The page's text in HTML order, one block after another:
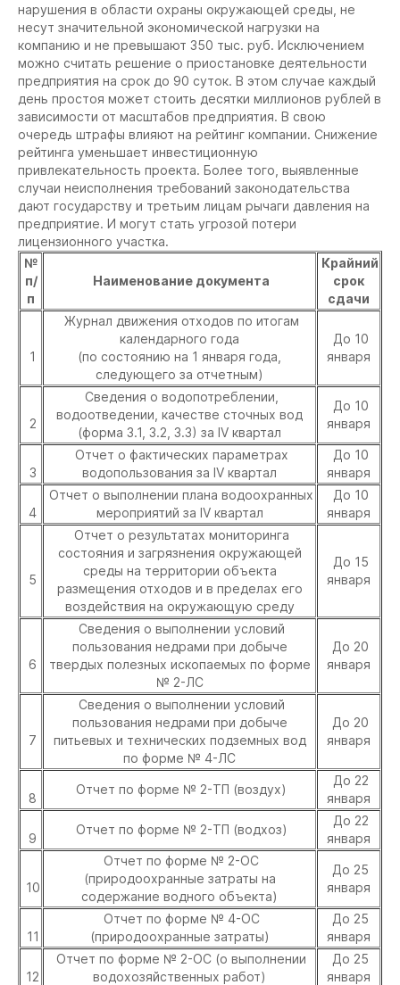
нарушения в области охраны окружающей среды, не
несут значительной экономической нагрузки на
компанию и не превышают 350 тыс. руб. Исключением
можно считать решение о приостановке деятельности
предприятия на срок до 90 суток. В этом случае каждый
день простоя может стоить десятки миллионов рублей в
зависимости от масштабов предприятия. В свою
очередь штрафы влияют на рейтинг компании. Снижение
рейтинга уменьшает инвестиционную
привлекательность проекта. Более того, выявленные
случаи неисполнения требований законодательства
дают государству и третьим лицам рычаги давления на
предприятие. И могут стать угрозой потери
лицензионного участка.
№
п/
п
Наименование документа
Крайний
срок
сдачи
1
Журнал движения отходов по итогам
календарного года
(по состоянию на 1 января года,
следующего за отчетным)
До 10
января
2
Сведения о водопотреблении,
водоотведении, качестве сточных вод
(форма 3.1, 3.2, 3.3) за IV квартал
До 10
января
3
Отчет о фактических параметрах
водопользования за IV квартал
До 10
января
4
Отчет о выполнении плана водоохранных
мероприятий за IV квартал
До 10
января
5
Отчет о результатах мониторинга
состояния и загрязнения окружающей
среды на территории объекта
размещения отходов и в пределах его
воздействия на окружающую среду
До 15
января
6
Сведения о выполнении условий
пользования недрами при добыче
твердых полезных ископаемых по форме
№ 2-ЛС
До 20
января
7
Сведения о выполнении условий
пользования недрами при добыче
питьевых и технических подземных вод
по форме № 4-ЛС
До 20
января
8
Отчет по форме № 2-ТП (воздух)
До 22
января
9
Отчет по форме № 2-ТП (водхоз)
До 22
января
10
Отчет по форме № 2-ОС
(природоохранные затраты на
содержание водного объекта)
До 25
января
11
Отчет по форме № 4-ОС
(природоохранные затраты)
До 25
января
12
Отчет по форме № 2-ОС (о выполнении
водохозяйственных работ)
До 25
января